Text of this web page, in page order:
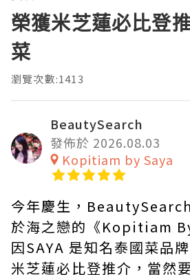
榮獲米芝蓮必比登
菜
瀏覽次數:1413
BeautySearch
發佈於 2026.08.03
Kopitiam by Saya
今年慶生，
於海之戀的《Kopitiam
因SAYA 是知名泰國菜品
米芝蓮必比登推介，當然